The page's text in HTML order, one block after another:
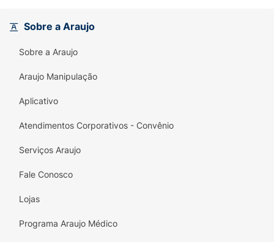
Sobre a Araujo
Sobre a Araujo
Araujo Manipulação
Aplicativo
Atendimentos Corporativos - Convênio
Serviços Araujo
Fale Conosco
Lojas
Programa Araujo Médico